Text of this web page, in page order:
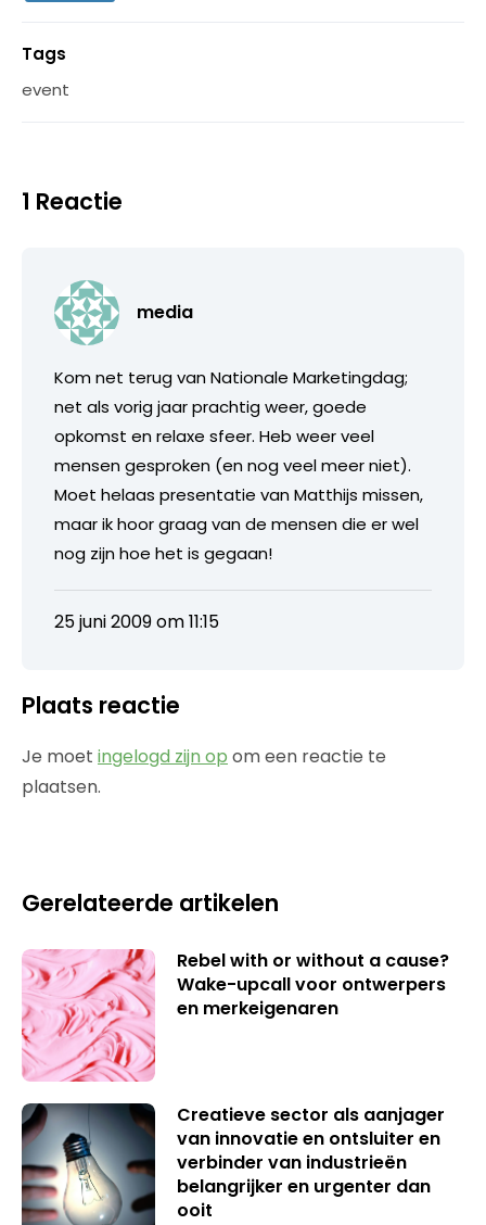
Tags
event
1 Reactie
media
Kom net terug van Nationale Marketingdag;
net als vorig jaar prachtig weer, goede
opkomst en relaxe sfeer. Heb weer veel
mensen gesproken (en nog veel meer niet).
Moet helaas presentatie van Matthijs missen,
maar ik hoor graag van de mensen die er wel
nog zijn hoe het is gegaan!
25 juni 2009 om 11:15
Plaats reactie
Je moet ingelogd zijn op om een reactie te
plaatsen.
Gerelateerde artikelen
Rebel with or without a cause?
Wake-upcall voor ontwerpers
en merkeigenaren
Creatieve sector als aanjager
van innovatie en ontsluiter en
verbinder van industrieën
belangrijker en urgenter dan
ooit